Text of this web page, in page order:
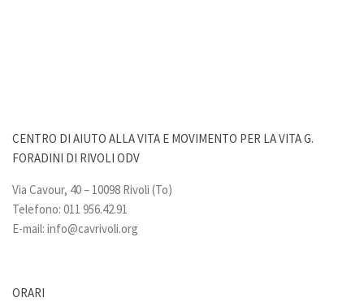
CENTRO DI AIUTO ALLA VITA E MOVIMENTO PER LA VITA G.
FORADINI DI RIVOLI ODV
Via Cavour, 40 – 10098 Rivoli (To)
Telefono: 011 956.42.91
E-mail: info@cavrivoli.org
ORARI